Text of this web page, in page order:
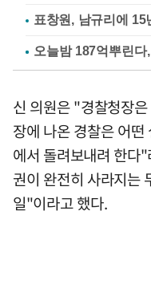
표창원, 남규리에
신 의원은 "경찰청장
장에 나온 경찰은 어떤
에서 돌려보내려 한다
권이 완전히 사라지는
일"이라고 했다.